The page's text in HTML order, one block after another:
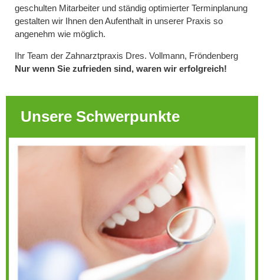
geschulten Mitarbeiter und ständig optimierter Terminplanung
gestalten wir Ihnen den Aufenthalt in unserer Praxis so
angenehm wie möglich.
Ihr Team der Zahnarztpraxis Dres. Vollmann, Fröndenberg
Nur wenn Sie zufrieden sind, waren wir erfolgreich!
Unsere Schwerpunkte